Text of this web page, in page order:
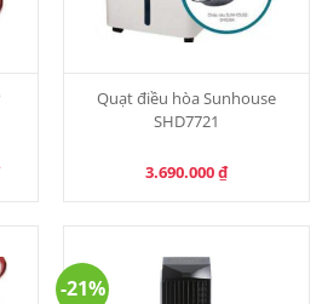
Current
price
Quạt điều hòa Sunhouse
SHD7721
3.690.000₫
-21%